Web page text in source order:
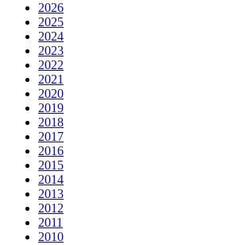
2026
2025
2024
2023
2022
2021
2020
2019
2018
2017
2016
2015
2014
2013
2012
2011
2010